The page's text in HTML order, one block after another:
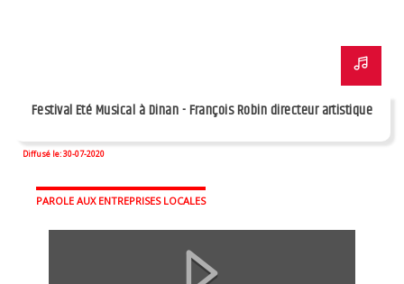
Festival Eté Musical à Dinan - François Robin directeur artistique
Diffusé le: 30-07-2020
PAROLE AUX ENTREPRISES LOCALES